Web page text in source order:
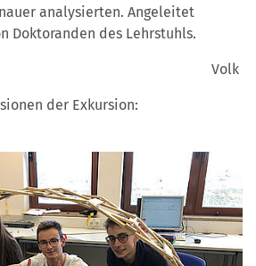
analysierten. Angeleitet
Doktoranden des Lehrstuhls.
Volk
der Exkursion: